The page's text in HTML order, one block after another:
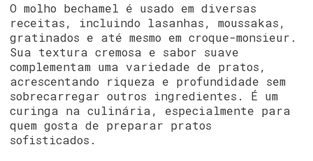
O molho bechamel é usado em diversas
receitas, incluindo lasanhas, moussakas,
gratinados e até mesmo em croque-monsieur.
Sua textura cremosa e sabor suave
complementam uma variedade de pratos,
acrescentando riqueza e profundidade sem
sobrecarregar outros ingredientes. É um
curinga na culinária, especialmente para
quem gosta de preparar pratos
sofisticados.